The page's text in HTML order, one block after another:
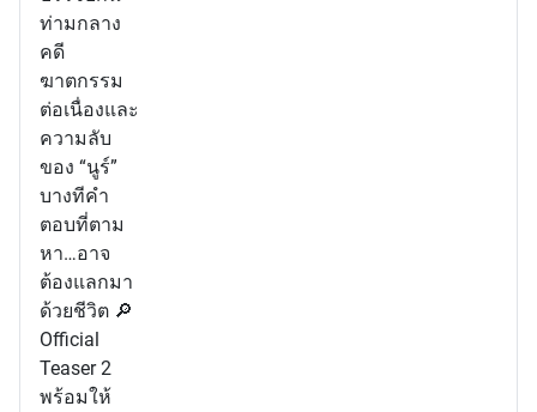
ท่ามกลาง
คดี
ฆาตกรรม
ต่อเนื่องและ
ความลับ
ของ “นูร์”
บางทีคำ
ตอบที่ตาม
หา…อาจ
ต้องแลกมา
ด้วยชีวิต 🔎
Official
Teaser 2
พร้อมให้